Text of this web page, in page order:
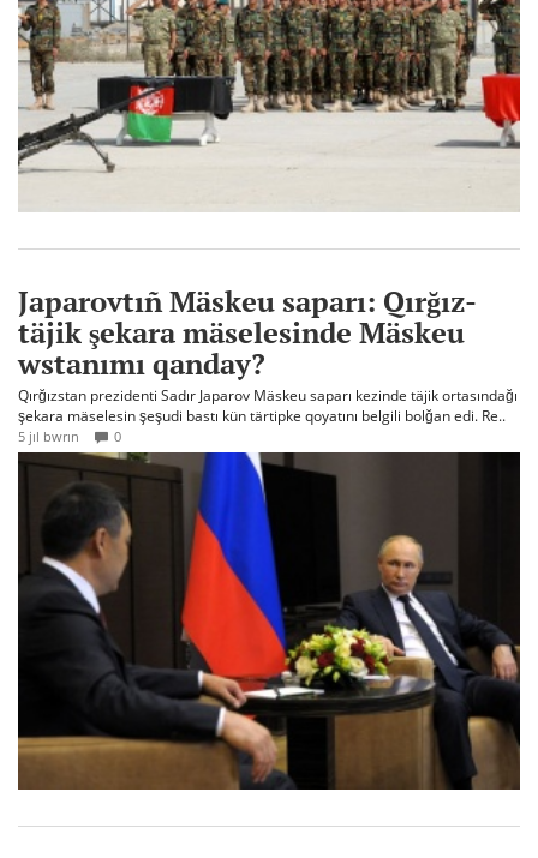
Japarovtıñ Mäskeu saparı: Qırğız-
täjik şekara mäselesinde Mäskeu
wstanımı qanday?
Qırğızstan prezidenti Sadır Japarov Mäskeu saparı kezinde täjik ortasındağı
şekara mäselesin şeşudi bastı kün tärtipke qoyatını belgili bolğan edi. Re..
5 jıl bwrın 0